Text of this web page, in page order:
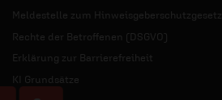
Meldestelle zum Hinweisgeberschutzgesetz
Rechte der Betroffenen (DSGVO)
Erklärung zur Barrierefreiheit
KI Grundsätze